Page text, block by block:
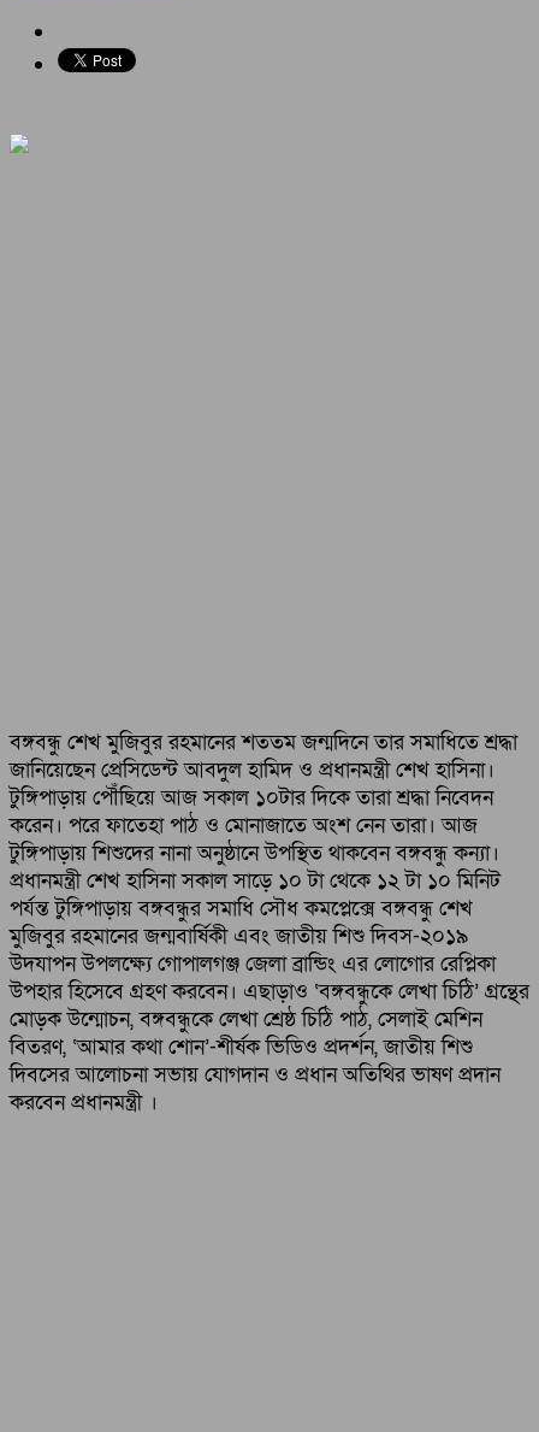
বঙ্গবন্ধু শেখ মুজিবুর রহমানের শততম জন্মদিনে তার সমাধিতে শ্রদ্ধা
জানিয়েছেন প্রেসিডেন্ট আবদুল হামিদ ও প্রধানমন্ত্রী শেখ হাসিনা।
টুঙ্গিপাড়ায় পৌঁছিয়ে আজ সকাল ১০টার দিকে তারা শ্রদ্ধা নিবেদন
করেন। পরে ফাতেহা পাঠ ও মোনাজাতে অংশ নেন তারা। আজ
টুঙ্গিপাড়ায় শিশুদের নানা অনুষ্ঠানে উপস্থিত থাকবেন বঙ্গবন্ধু কন্যা।
প্রধানমন্ত্রী শেখ হাসিনা সকাল সাড়ে ১০ টা থেকে ১২ টা ১০ মিনিট
পর্যন্ত টুঙ্গিপাড়ায় বঙ্গবন্ধুর সমাধি সৌধ কমপ্লেক্সে বঙ্গবন্ধু শেখ
মুজিবুর রহমানের জন্মবার্ষিকী এবং জাতীয় শিশু দিবস-২০১৯
উদযাপন উপলক্ষ্যে গোপালগঞ্জ জেলা ব্রান্ডিং এর লোগোর রেপ্লিকা
উপহার হিসেবে গ্রহণ করবেন। এছাড়াও ‘বঙ্গবন্ধুকে লেখা চিঠি’ গ্রন্থের
মোড়ক উন্মোচন, বঙ্গবন্ধুকে লেখা শ্রেষ্ঠ চিঠি পাঠ, সেলাই মেশিন
বিতরণ, ‘আমার কথা শোন’-শীর্ষক ভিডিও প্রদর্শন, জাতীয় শিশু
দিবসের আলোচনা সভায় যোগদান ও প্রধান অতিথির ভাষণ প্রদান
করবেন প্রধানমন্ত্রী ।